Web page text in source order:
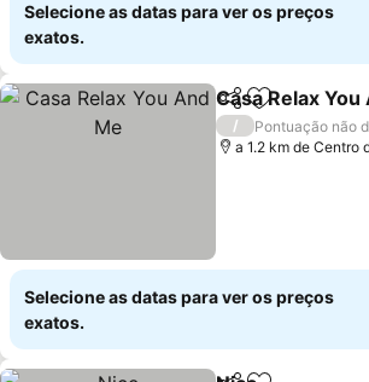
Selecione as datas para ver os preços
exatos.
PartilharAdicionar
Casa Relax You
/
Pontuação não
a 1.2 km de Centro
Selecione as datas para ver os preços
exatos.